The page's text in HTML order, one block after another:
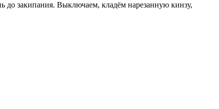
до закипания. Выключаем, кладём нарезанную кинзу,